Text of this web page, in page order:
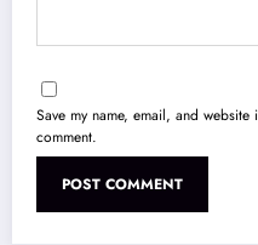
Save my name, email, and
comment.